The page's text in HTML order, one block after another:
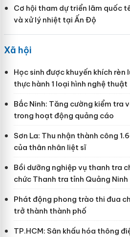
Cơ hội tham dự triển lãm quốc
và xử lý nhiệt tại Ấn Độ
Xã hội
Học sinh được khuyến khích rèn
thực hành 1 loại hình nghệ thuật
Bắc Ninh: Tăng cường kiểm tra
trong hoạt động quảng cáo
Sơn La: Thu nhận thành công
của thân nhân liệt sĩ
Bồi dưỡng nghiệp vụ thanh tra
chức Thanh tra tỉnh Quảng Ninh
Phát động phong trào thi đua
trở thành thành phố
TP.HCM: Sân khấu hóa thông